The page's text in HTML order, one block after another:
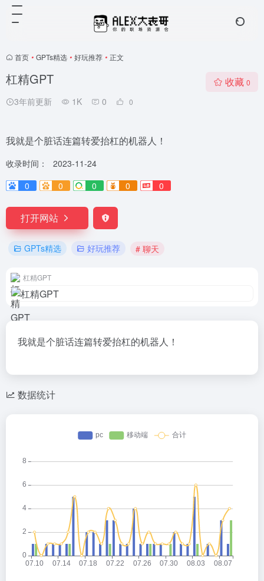
首页 • GPTs精选 • 好玩推荐 • 正文
杠精GPT
3年前更新 1K 0 0
收藏 0
我就是个脏话连篇转爱抬杠的机器人！
收录时间：
2023-11-24
0
0 0 0 0
打开网站
GPTs精选 好玩推荐 # 聊天
杠精GPT
我就是个脏话连篇转爱抬杠的机器人！
数据统计